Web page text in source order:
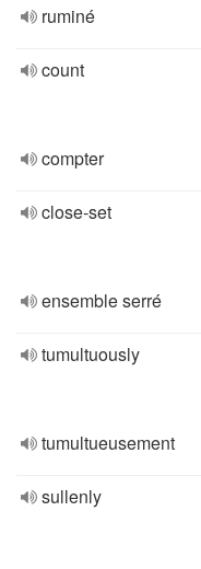
ruminé
count
compter
close-set
ensemble serré
tumultuously
tumultueusement
sullenly